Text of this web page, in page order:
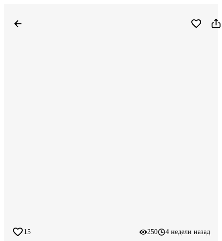
15 250 4 недели назад